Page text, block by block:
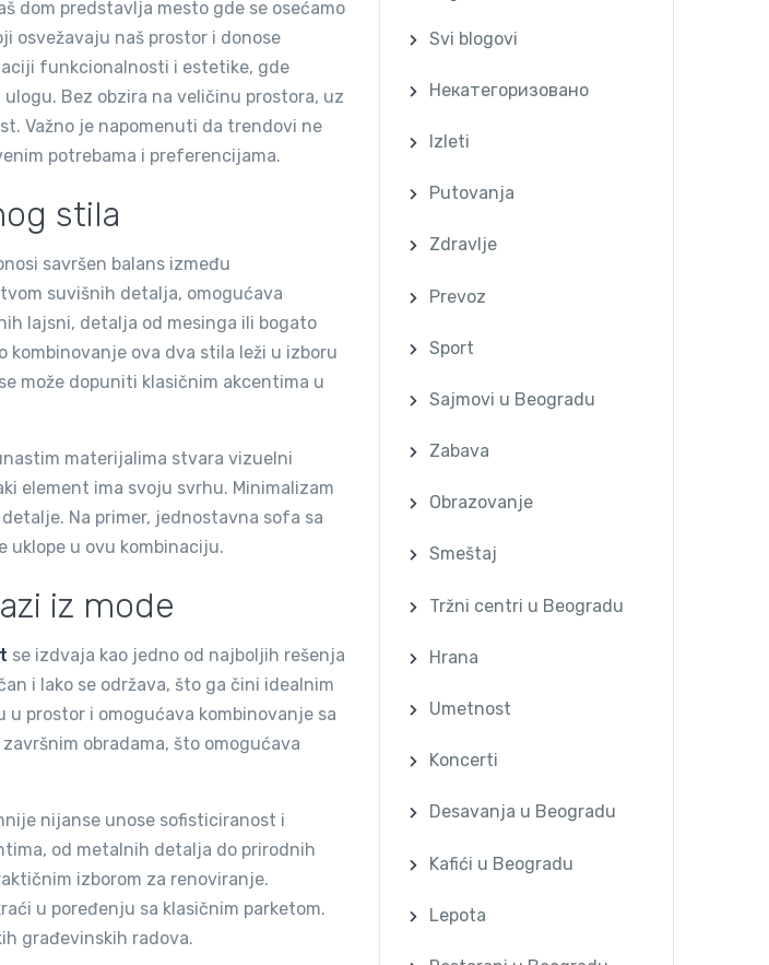
dom predstavlja mesto gde se osećamo
osvežavaju naš prostor i donose
funkcionalnosti i estetike, gde
Bez obzira na veličinu prostora, uz
Važno je napomenuti da trendovi ne
potrebama i preferencijama.
stila
savršen balans između
suvišnih detalja, omogućava
lajsni, detalja od mesinga ili bogato
ova dva stila leži u izboru
može dopuniti klasičnim akcentima u
materijalima stvara vizuelni
element ima svoju svrhu. Minimalizam
Na primer, jednostavna sofa sa
uklope u ovu kombinaciju.
iz mode
se izdvaja kao jedno od najboljih rešenja
i lako se održava, što ga čini idealnim
prostor i omogućava kombinovanje sa
obradama, što omogućava
nijanse unose sofisticiranost i
od metalnih detalja do prirodnih
izborom za renoviranje.
u poređenju sa klasičnim parketom.
građevinskih radova.
Svi blogovi
Некатегоризовано
Izleti
Putovanja
Zdravlje
Prevoz
Sport
Sajmovi u Beogradu
Zabava
Obrazovanje
Smeštaj
Tržni centri u Beogradu
Hrana
Umetnost
Koncerti
Desavanja u Beogradu
Kafići u Beogradu
Lepota